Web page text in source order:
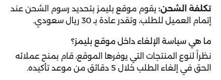
تكلفة الشحن: يقوم موقع بليمز بتحديد رسوم الشحن عند
إتمام العميل للطلب، وتقدر عادة بـ 30 ريال سعودي.
ما هي سياسة الإلغاء داخل موقع بليمز؟
نظراً لنوع المنتجات التي يوفرها الموقع، قام بمنح عملائه
الحق في إلغاء الطلب خلال 5 دقائق من موعد تأكيده.